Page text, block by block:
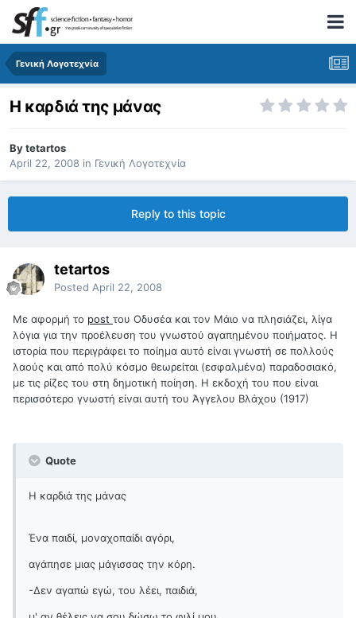
Γενική Λογοτεχνία
Η καρδιά της μάνας
Bytetartos
April 22, 2008 in Γενική Λογοτεχνία
Reply to this topic
tetartos
Posted April 22, 2008
Με αφορμή το post του Οδυσέα και τον Μάιο να πλησιάζει, λίγα
λόγια για την προέλευση του γνωστού αγαπημένου ποιήματος. Η
ιστορία που περιγράφει το ποίημα αυτό είναι γνωστή σε πολλούς
λαούς και από πολύ κόσμο θεωρείται (εσφαλμένα) παραδοσιακό,
με τις ρίζες του στη δημοτική ποίηση. Η εκδοχή του που είναι
περισσότερο γνωστή είναι αυτή του Άγγελου Βλάχου (1917)
Quote
Η καρδιά της μάνας
Ένα παιδί, μοναχοπαίδι αγόρι,
αγάπησε μιας μάγισσας την κόρη.
-Δεν αγαπώ εγώ, του λέει, παιδιά,